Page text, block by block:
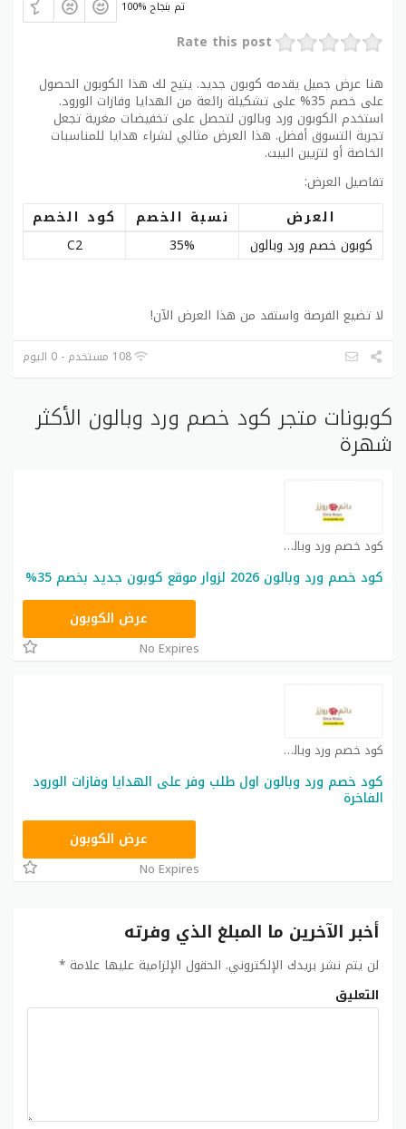
100% تم بنجاح
Rate this post
هنا عرض جميل يقدمه كوبون جديد. يتيح لك هذا الكوبون الحصول
على خصم 35% على تشكيلة رائعة من الهدايا وفازات الورود.
استخدم الكوبون ورد وبالون لتحصل على تخفيضات مغرية تجعل
تجربة التسوق أفضل. هذا العرض مثالي لشراء هدايا للمناسبات
الخاصة أو لتزيين البيت.
تفاصيل العرض:
العرض نسبة الخصم
كود الخصم
كوبون خصم ورد وبالون
35%
C2
لا تضيع الفرصة واستفد من هذا العرض الآن!
108 مستخدم - 0 اليوم
كوبونات متجر كود خصم ورد وبالون الأكثر
شهرة
كود خصم ورد وبالون كوبون
كود خصم ورد وبالون 2026 لزوار موقع كوبون جديد بخصم 35%
عرض الكوبون
No Expires
كود خصم ورد وبالون كوبون
كود خصم ورد وبالون اول طلب وفر على الهدايا وفازات الورود
الفاخرة
عرض الكوبون
No Expires
أخبر الآخرين ما المبلغ الذي وفرته
لن يتم نشر بريدك الإلكتروني. الحقول الإلزامية عليها علامة *
التعليق